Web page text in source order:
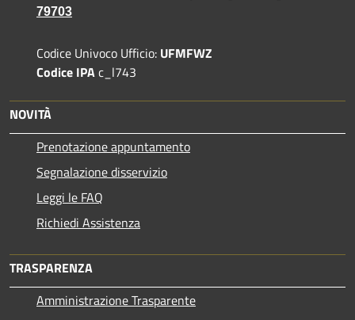
79703
Codice Univoco Ufficio: UFMFWZ
Codice IPAc_l743
NOVITÀ
Prenotazione appuntamento
Segnalazione disservizio
Leggi le FAQ
Richiedi Assistenza
TRASPARENZA
Amministrazione Trasparente